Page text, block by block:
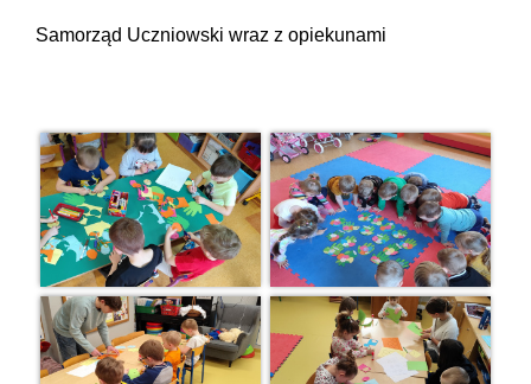
Samorząd Uczniowski wraz z opiekunami